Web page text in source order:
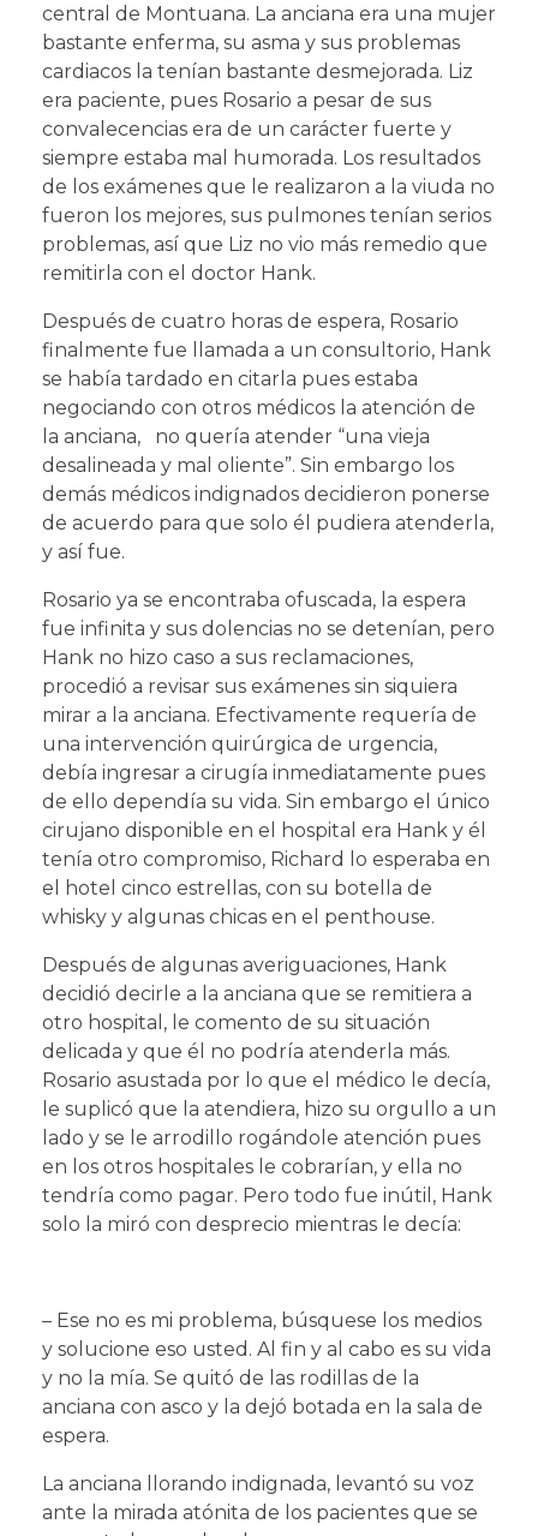
central de Montuana. La anciana era una mujer
bastante enferma, su asma y sus problemas
cardiacos la tenían bastante desmejorada. Liz
era paciente, pues Rosario a pesar de sus
convalecencias era de un carácter fuerte y
siempre estaba mal humorada. Los resultados
de los exámenes que le realizaron a la viuda no
fueron los mejores, sus pulmones tenían serios
problemas, así que Liz no vio más remedio que
remitirla con el doctor Hank.
Después de cuatro horas de espera, Rosario
finalmente fue llamada a un consultorio, Hank
se había tardado en citarla pues estaba
negociando con otros médicos la atención de
la anciana, no quería atender “una vieja
desalineada y mal oliente”. Sin embargo los
demás médicos indignados decidieron ponerse
de acuerdo para que solo él pudiera atenderla,
y así fue.
Rosario ya se encontraba ofuscada, la espera
fue infinita y sus dolencias no se detenían, pero
Hank no hizo caso a sus reclamaciones,
procedió a revisar sus exámenes sin siquiera
mirar a la anciana. Efectivamente requería de
una intervención quirúrgica de urgencia,
debía ingresar a cirugía inmediatamente pues
de ello dependía su vida. Sin embargo el único
cirujano disponible en el hospital era Hank y él
tenía otro compromiso, Richard lo esperaba en
el hotel cinco estrellas, con su botella de
whisky y algunas chicas en el penthouse.
Después de algunas averiguaciones, Hank
decidió decirle a la anciana que se remitiera a
otro hospital, le comento de su situación
delicada y que él no podría atenderla más.
Rosario asustada por lo que el médico le decía,
le suplicó que la atendiera, hizo su orgullo a un
lado y se le arrodillo rogándole atención pues
en los otros hospitales le cobrarían, y ella no
tendría como pagar. Pero todo fue inútil, Hank
solo la miró con desprecio mientras le decía:
– Ese no es mi problema, búsquese los medios
y solucione eso usted. Al fin y al cabo es su vida
y no la mía. Se quitó de las rodillas de la
anciana con asco y la dejó botada en la sala de
espera.
La anciana llorando indignada, levantó su voz
ante la mirada atónita de los pacientes que se